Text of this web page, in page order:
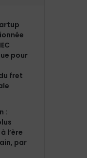
pour
fret
:
l’ère
par